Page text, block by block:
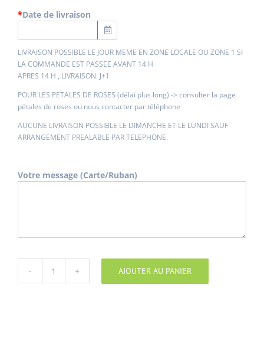
*Date de livraison
LIVRAISON POSSIBLE LE JOUR MEME EN ZONE LOCALE OU ZONE 1 SI
LA COMMANDE EST PASSEE AVANT 14 H
APRES 14 H , LIVRAISON J+1
POUR LES PETALES DE ROSES (délai plus long) -> consulter la page
pétales de roses ou nous contacter par téléphone
AUCUNE LIVRAISON POSSIBLE LE DIMANCHE ET LE LUNDI SAUF
ARRANGEMENT PREALABLE PAR TELEPHONE.
Votre message (Carte/Ruban)
quantité
AJOUTER AU PANIER